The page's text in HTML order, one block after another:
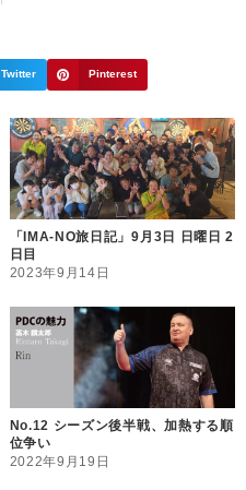
Twitter Pinterest
「IMA-NO旅日記」9月3日 日曜日 2
日目
2023年9月14日
No.12 シーズン後半戦、加熱する順
位争い
2022年9月19日